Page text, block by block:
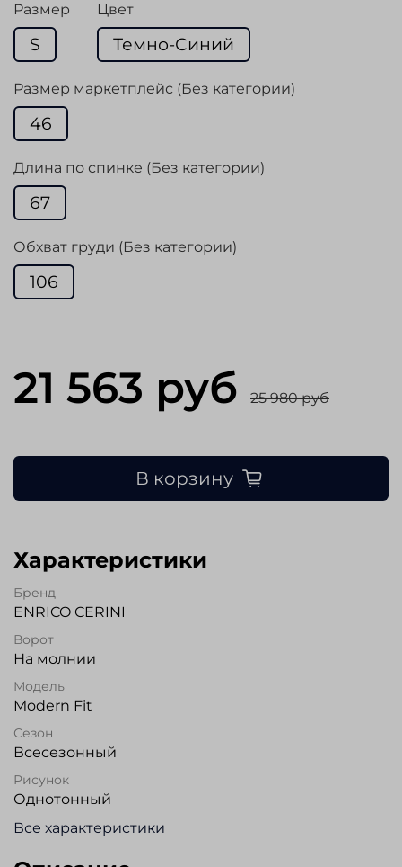
Размер
S
Цвет
Темно-Синий
Размер маркетплейс (Без категории)
46
Длина по спинке (Без категории)
67
Обхват груди (Без категории)
106
21 563 руб 25 980 руб
В корзину
Характеристики
Бренд
ENRICO CERINI
Ворот
На молнии
Модель
Modern Fit
Сезон
Всесезонный
Рисунок
Однотонный
Все характеристики